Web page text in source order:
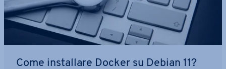
Come in­stal­la­re Docker su Debian 11?